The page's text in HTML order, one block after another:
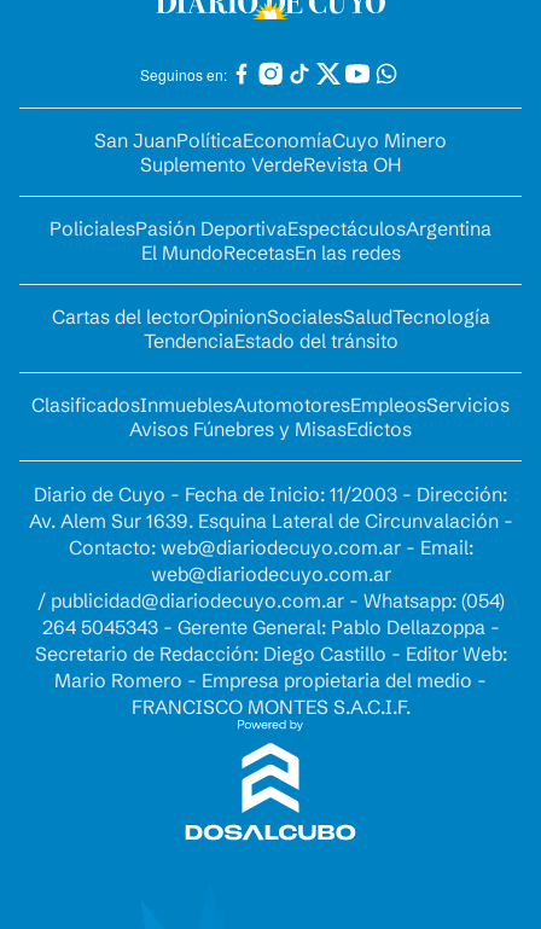
Seguinos en:
San JuanPolíticaEconomíaCuyo Minero
Suplemento VerdeRevista OH
PolicialesPasión DeportivaEspectáculosArgentina
El MundoRecetasEn las redes
Cartas del lectorOpinionSocialesSaludTecnología
TendenciaEstado del tránsito
ClasificadosInmueblesAutomotoresEmpleosServicios
Avisos Fúnebres y MisasEdictos
Diario de Cuyo - Fecha de Inicio: 11/2003 - Dirección:
Av. Alem Sur 1639. Esquina Lateral de Circunvalación -
Contacto: web@diariodecuyo.com.ar- Email:
web@diariodecuyo.com.ar
/ publicidad@diariodecuyo.com.ar- Whatsapp: (054)
264 5045343 - Gerente General: Pablo Dellazoppa -
Secretario de Redacción: Diego Castillo - Editor Web:
Mario Romero - Empresa propietaria del medio -
FRANCISCO MONTES S.A.C.I.F.